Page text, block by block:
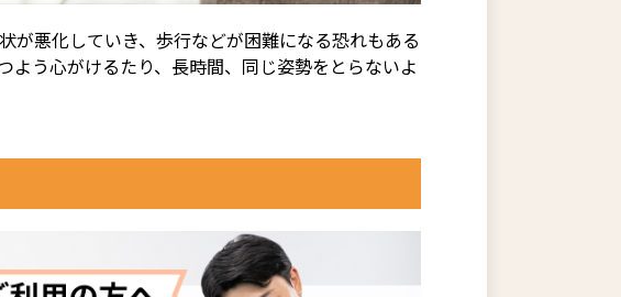
が悪化していき、歩行などが困難になる恐れもある
よう心がけるたり、長時間、同じ姿勢をとらないよ